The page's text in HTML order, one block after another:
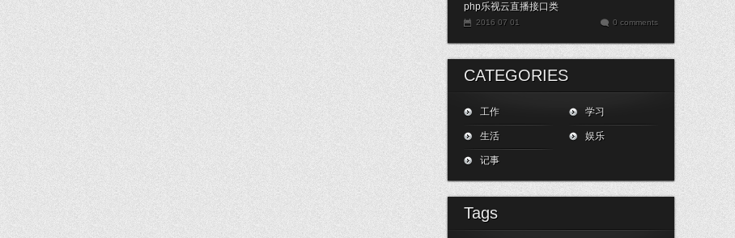
php乐视云直播接口类
2016 07 01 0 comments
CATEGORIES
工作 学习
生活 娱乐
记事
Tags